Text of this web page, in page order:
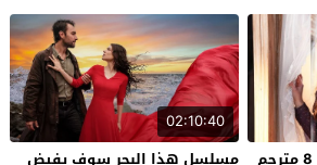
02:10:40
مسلسل هذا البحر سوف يفيض